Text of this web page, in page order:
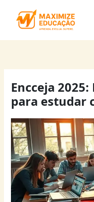
Encceja
para estudar